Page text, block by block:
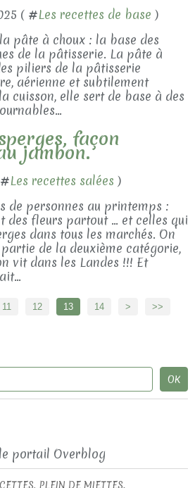
( #Les recettes de base )
pâte à choux : la base des
de la pâtisserie. La pâte à
piliers de la pâtisserie
aérienne et subtilement
cuisson, elle sert de base à des
façon
jambon.
Les recettes salées )
de personnes au printemps :
des fleurs partout … et celles qui
dans tous les marchés. On
de la deuxième catégorie,
vit dans les Landes !!! Et
11 12 13 14 > >>
PLEIN DE MIETTES.
portail Overblog